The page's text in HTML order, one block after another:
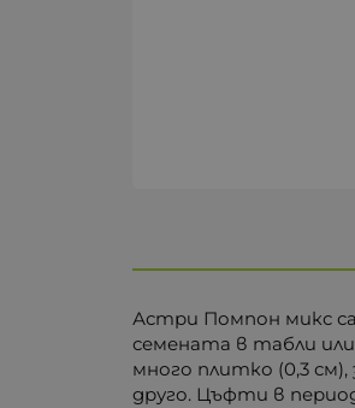
Астри Помпон микс
семената в табли
много плитко (0,3
друго. Цъфти в